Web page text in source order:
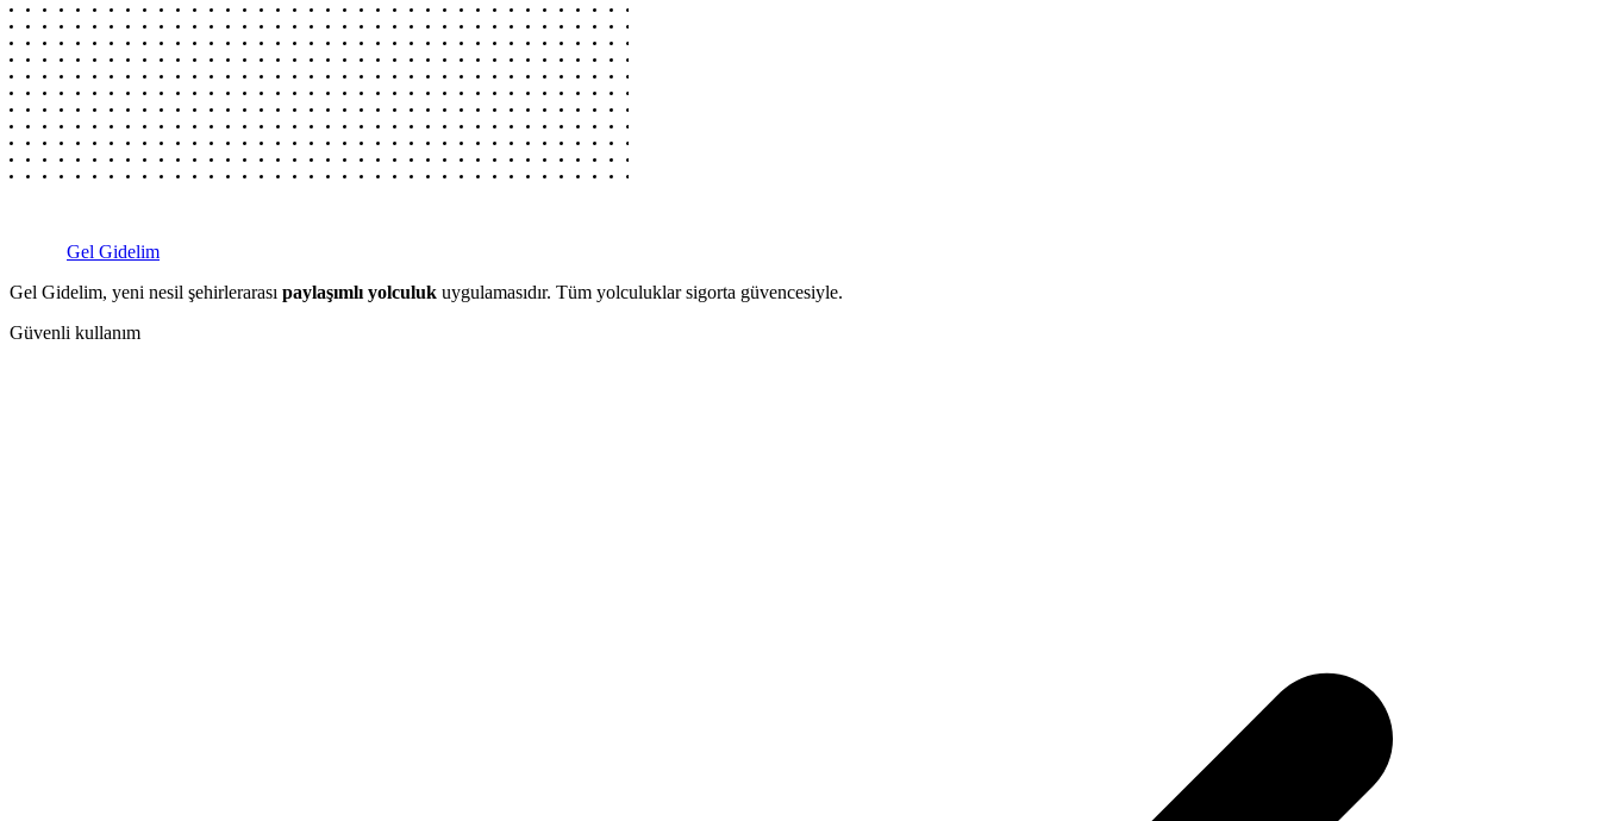
Gel Gidelim
Gel Gidelim, yeni nesil şehirlerarası paylaşımlı yolculuk uygulamasıdır. Tüm yolculuklar sigorta güvencesiyle.
Güvenli kullanım